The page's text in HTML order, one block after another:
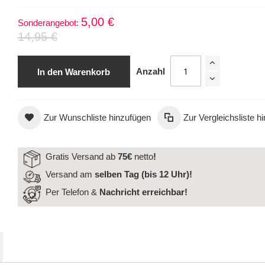
BDC Silk Y-Lashes (2D) C-Curl 0,07 8 mm
Sonderangebot 5,00 €
14,95 €
Anzahl
In den Warenkorb
Zur Wunschliste hinzufügen Zur Vergleichsliste
Gratis Versand ab 75€netto!
Versand am selben Tag (bis 12 Uhr)!
Per Telefon & Nachricht erreichbar!